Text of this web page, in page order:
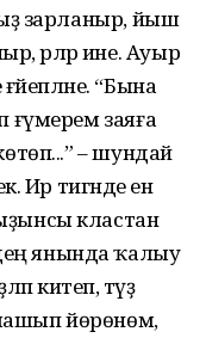
зарланыр, йыш
әрләр ине. Ауыр
“Бына
ғүмерем заяға
– шундай
Ир тигәнде ен
кластан
янында ҡалыу
китеп, тәүҙә
йөрөнөм,